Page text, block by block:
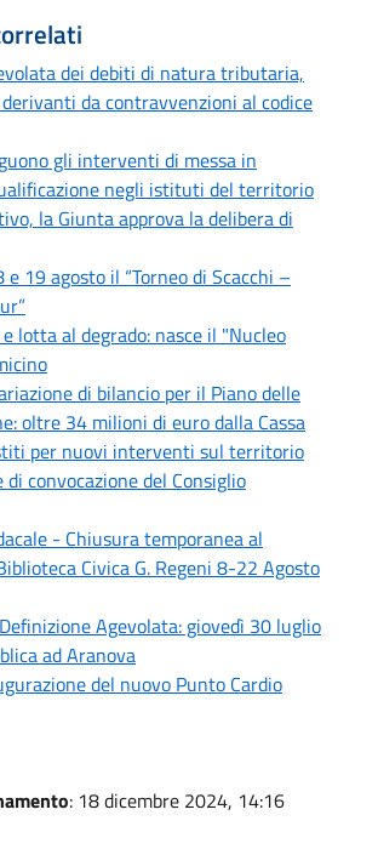
dei debiti di natura tributaria,
da contravvenzioni al codice
gli interventi di messa in
negli istituti del territorio
la Giunta approva la delibera di
19 agosto il “Torneo di Scacchi –
lotta al degrado: nasce il "Nucleo
di bilancio per il Piano delle
oltre 34 milioni di euro dalla Cassa
per nuovi interventi sul territorio
convocazione del Consiglio
- Chiusura temporanea al
Civica G. Regeni 8-22 Agosto
Agevolata: giovedì 30 luglio
ad Aranova
del nuovo Punto Cardio
: 18 dicembre 2024, 14:16